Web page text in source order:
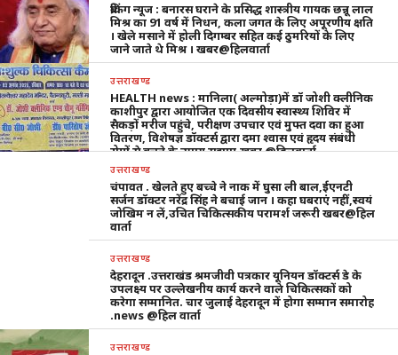
ब्रेकिंग न्यूज : बनारस घराने के प्रसिद्ध शास्त्रीय गायक छन्नू लाल
मिश्र का 91 वर्ष में निधन, कला जगत के लिए अपूरणीय क्षति
। खेले मसाने में होली दिगम्बर सहित कई ठुमरियों के लिए
जाने जाते थे मिश्र । खबर@हिलवार्ता
उत्तराखण्ड
HEALTH news : मानिला( अल्मोड़ा)में डॉ जोशी क्लीनिक
काशीपुर द्वारा आयोजित एक दिवसीय स्वास्थ्य शिविर में
सैकड़ों मरीज पहुंचे, परीक्षण उपचार एवं मुफ्त दवा का हुआ
वितरण, विशेषज्ञ डॉक्टर्स द्वारा दमा श्वास एवं हृदय संबंधी
रोगों से बचने के उपाय सुझाए,खबर @हिलवार्ता
उत्तराखण्ड
चंपावत . खेलते हुए बच्चे ने नाक में घुसा ली बाल,ईएनटी
सर्जन डॉक्टर नरेंद्र सिंह ने बचाई जान । कहा घबराएं नहीं,स्वयं
जोखिम न लें,उचित चिकित्सकीय परामर्श जरूरी खबर@हिल
वार्ता
उत्तराखण्ड
देहरादून .उत्तराखंड श्रमजीवी पत्रकार यूनियन डॉक्टर्स डे के
उपलक्ष्य पर उल्लेखनीय कार्य करने वाले चिकित्सकों को
करेगा सम्मानित. चार जुलाई देहरादून में होगा सम्मान समारोह
.news @हिल वार्ता
उत्तराखण्ड